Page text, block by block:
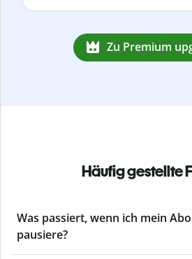
Zu Premium
Häufig gestellte
Was passiert, wenn ich mein
pausiere?